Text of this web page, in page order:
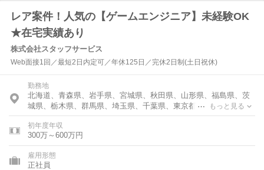
レア案件！人気の【ゲームエンジニア】未経験OK
★在宅実績あり
株式会社スタッフサービス
Web面接1回／最短2日内定可／年休125日／完休2日制(土日祝休)
勤務地
北海道、青森県、岩手県、宮城県、秋田県、山形県、福島県、茨
城県、栃木県、群馬県、埼玉県、千葉県、東京都、神奈川県、富
山県、石川県、福井県、新潟県、山梨県、長野県、岐阜県、静岡
県、愛知県、三重県、滋賀県、京都府、大阪府、兵庫県、奈良
県、和歌山県、鳥取県、島根県、岡山県、広島県、山口県、徳島
県、香川県、愛媛県、高知県、福岡県、佐賀県、長崎県、熊本
県、大分県、宮崎県、鹿児島県
もっと見る
初年度年収
300万～600万円
雇用形態
正社員